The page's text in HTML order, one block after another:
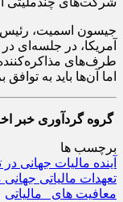
جیسون اسمیت، رئیس
آمریکا، در جلسه‌ای
طرف‌های
اما آن‌ها باید به توافق
گروه گردآوری خبر
برچسب ها
آینده مالیات جهانی در
تعهدات مالیاتی
معافیت های _مالیاتی